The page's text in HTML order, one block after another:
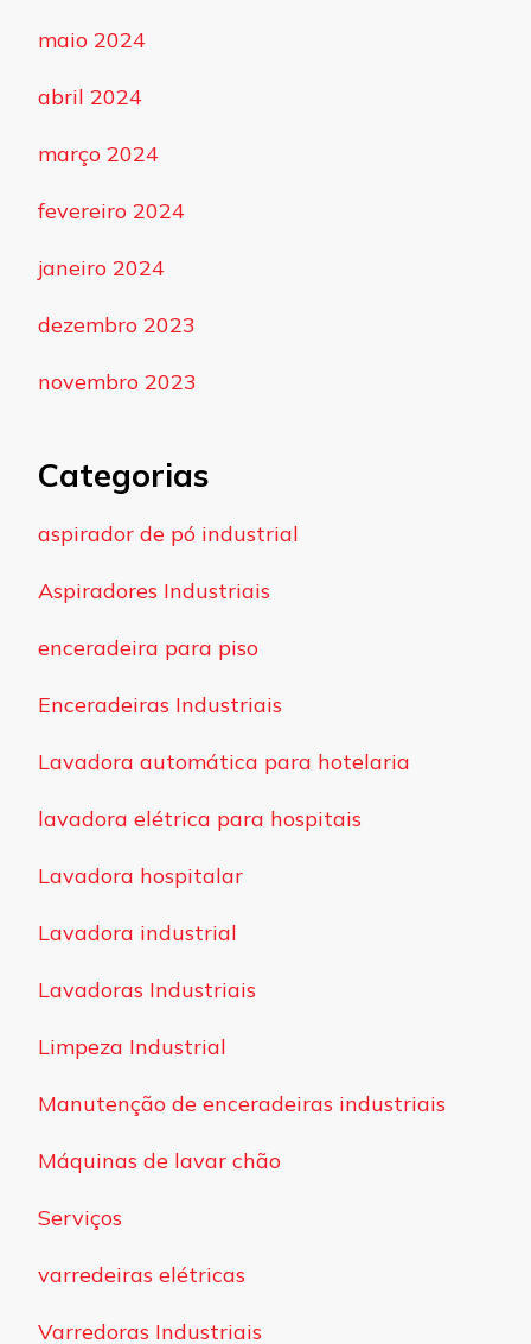
maio 2024
abril 2024
março 2024
fevereiro 2024
janeiro 2024
dezembro 2023
novembro 2023
Categorias
aspirador de pó industrial
Aspiradores Industriais
enceradeira para piso
Enceradeiras Industriais
Lavadora automática para hotelaria
lavadora elétrica para hospitais
Lavadora hospitalar
Lavadora industrial
Lavadoras Industriais
Limpeza Industrial
Manutenção de enceradeiras industriais
Máquinas de lavar chão
Serviços
varredeiras elétricas
Varredoras Industriais